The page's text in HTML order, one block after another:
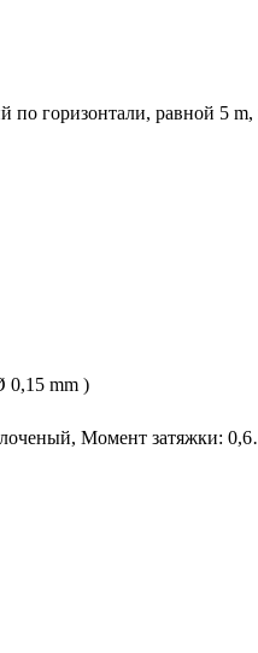
по горизонтали, равной 5
0,15 mm )
Момент затяжки: